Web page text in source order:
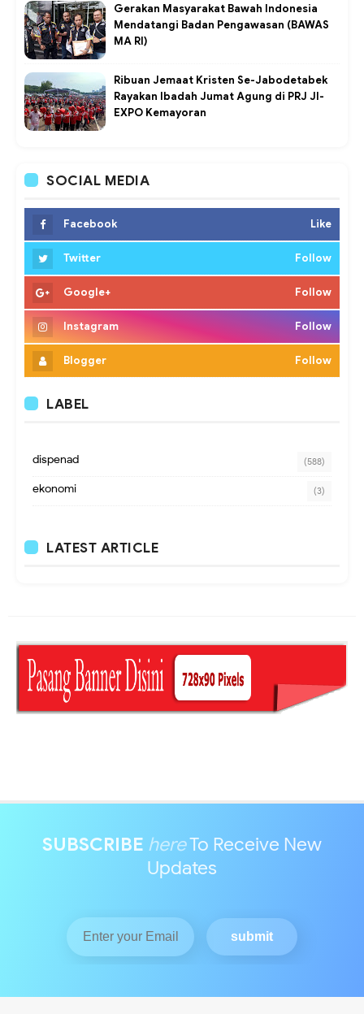
Gerakan Masyarakat Bawah Indonesia
Mendatangi Badan Pengawasan (BAWAS
MA RI)
Ribuan Jemaat Kristen Se-Jabodetabek
Rayakan Ibadah Jumat Agung di PRJ JI-
EXPO Kemayoran
SOCIAL MEDIA
Facebook Like
Twitter Follow
Google+ Follow
Instagram Follow
Blogger Follow
LABEL
dispenad (588)
ekonomi (3)
LATEST ARTICLE
SUBSCRIBE hereTo Receive New
Updates